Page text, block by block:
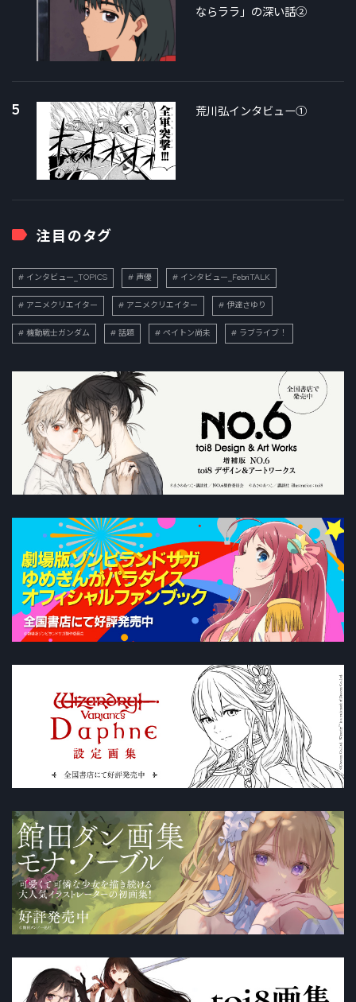
ならララ」の深い話②
5 荒川弘インタビュー①
注目のタグ
インタビュー_TOPICS 声優 インタビュー_FebriTALK
アニメクリエイター アニメクリエイター 伊達さゆり
機動戦士ガンダム 話題 ペイトン尚未 ラブライブ！